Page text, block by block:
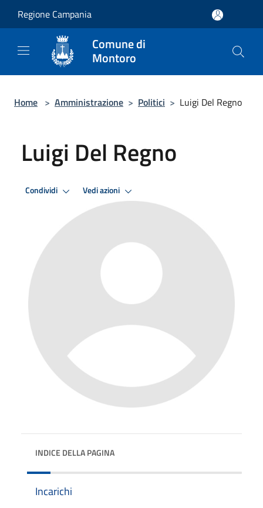
Regione Campania
Comune di
Montoro
Home > Amministrazione > Politici > Luigi Del Regno
Luigi Del Regno
Condividi Vedi azioni
INDICE DELLA PAGINA
Incarichi